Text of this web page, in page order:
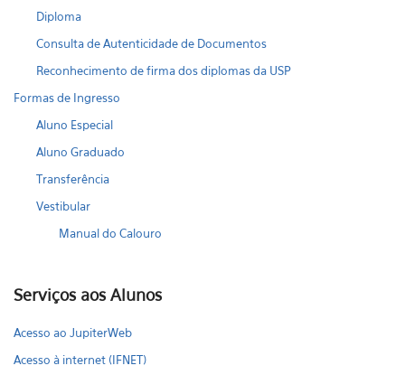
Diploma
Consulta de Autenticidade de Documentos
Reconhecimento de firma dos diplomas da USP
Formas de Ingresso
Aluno Especial
Aluno Graduado
Transferência
Vestibular
Manual do Calouro
Serviços aos Alunos
Acesso ao JupiterWeb
Acesso à internet (IFNET)